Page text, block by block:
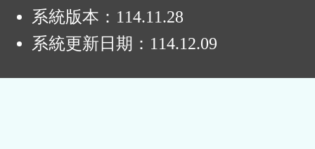
系統版本： 114.11.28
系統更新日期： 114.12.09